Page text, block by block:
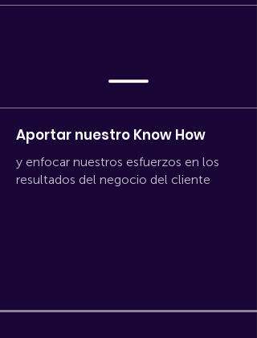
Aportar nuestro Know How
y enfocar nuestros esfuerzos en los
resultados del negocio del cliente